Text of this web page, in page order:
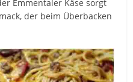
Emmentaler Käse sorgt
der beim Überbacken